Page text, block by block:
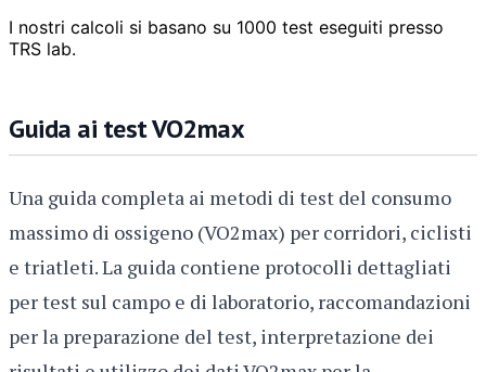
I nostri calcoli si basano su 1000 test eseguiti presso
TRS lab.
Guida ai test VO2max
Una guida completa ai metodi di test del consumo
massimo di ossigeno (VO2max) per corridori, ciclisti
e triatleti. La guida contiene protocolli dettagliati
per test sul campo e di laboratorio, raccomandazioni
per la preparazione del test, interpretazione dei